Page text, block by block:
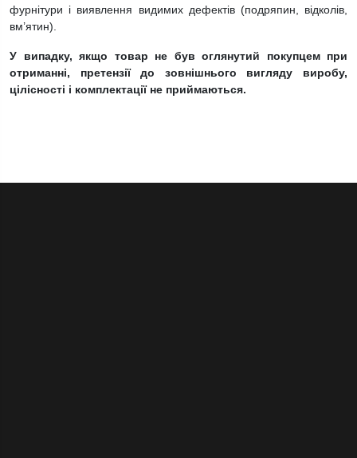
фурнітури і виявлення видимих ​​дефектів (подряпин, відколів,
вм’ятин).
У випадку, якщо товар не був оглянутий покупцем при
отриманні, претензії до зовнішнього вигляду виробу,
цілісності і комплектації не приймаються.